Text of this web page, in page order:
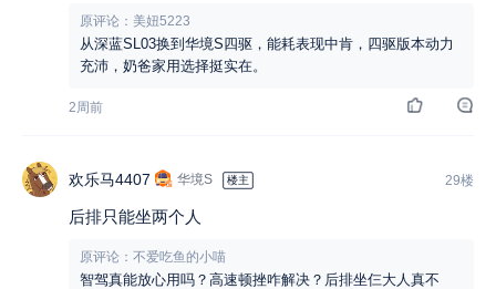
原评论：美妞5223
从深蓝SL03换到华境S四驱，能耗表现中肯，四驱版本动力
充沛，奶爸家用选择挺实在。
2周前
欢乐马4407 华境S 楼主 29楼
后排只能坐两个人
原评论：不爱吃鱼的小喵
智驾真能放心用吗？高速顿挫咋解决？后排坐仨大人真不